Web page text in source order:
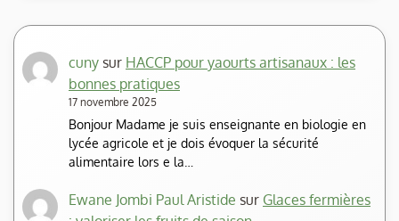
cuny sur HACCP pour yaourts artisanaux : les
bonnes pratiques
17 novembre 2025
Bonjour Madame je suis enseignante en biologie en
lycée agricole et je dois évoquer la sécurité
alimentaire lors e la…
Ewane Jombi Paul Aristide sur Glaces fermières